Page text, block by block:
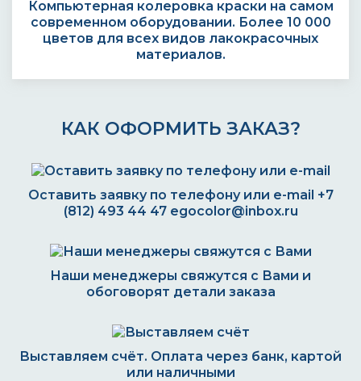
Компьютерная колеровка краски на самом
современном оборудовании. Более 10 000
цветов для всех видов лакокрасочных
материалов.
КАК ОФОРМИТЬ ЗАКАЗ?
Оставить заявку по телефону или e-mail +7
(812) 493 44 47 egocolor@inbox.ru
Наши менеджеры свяжутся с Вами и
обоговорят детали заказа
Выставляем счёт. Оплата через банк, картой
или наличными